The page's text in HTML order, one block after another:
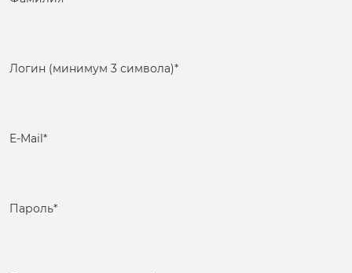
Логин (минимум 3 символа)*
E-Mail*
Пароль*